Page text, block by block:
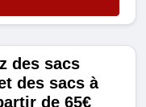
des sacs
des sacs à
de 65€